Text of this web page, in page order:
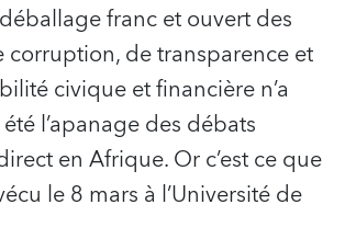
franc et ouvert des
corruption, de transparence et
civique et financière n’a
l’apanage des débats
en Afrique. Or c’est ce que
le 8 mars à l’Université de